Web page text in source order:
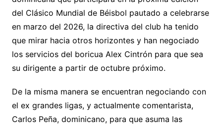
del Clásico Mundial de Béisbol pautado a celebrarse
en marzo del 2026, la directiva del club ha tenido
que mirar hacia otros horizontes y han negociado
los servicios del boricua Alex Cintrón para que sea
su dirigente a partir de octubre próximo.
De la misma manera se encuentran negociando con
el ex grandes ligas, y actualmente comentarista,
Carlos Peña, dominicano, para que asuma las